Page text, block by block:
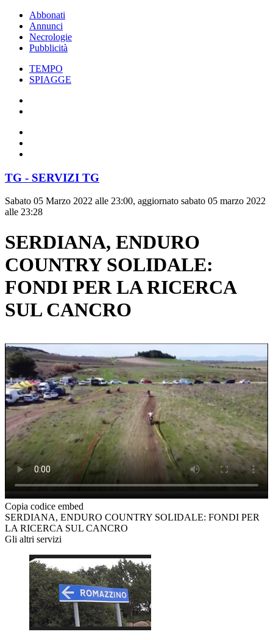
Abbonati
Annunci
Necrologie
Pubblicità
TEMPO
SPIAGGE
TG - SERVIZI TG
Sabato 05 Marzo 2022 alle 23:00, aggiornato sabato 05 marzo 2022
alle 23:28
SERDIANA, ENDURO
COUNTRY SOLIDALE:
FONDI PER LA RICERCA
SUL CANCRO
Copia codice embed
SERDIANA, ENDURO COUNTRY SOLIDALE: FONDI PER
LA RICERCA SUL CANCRO
Gli altri servizi